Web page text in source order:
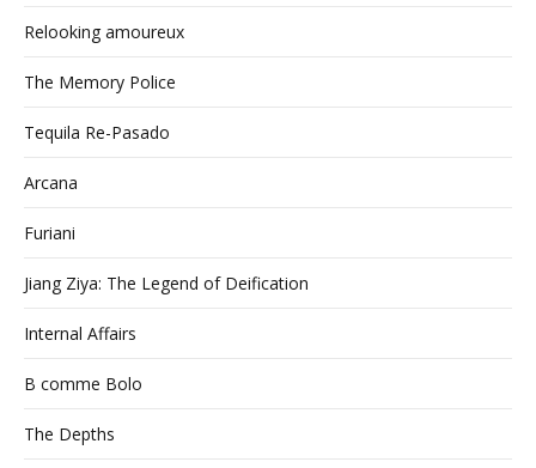
Relooking amoureux
The Memory Police
Tequila Re-Pasado
Arcana
Furiani
Jiang Ziya: The Legend of Deification
Internal Affairs
B comme Bolo
The Depths